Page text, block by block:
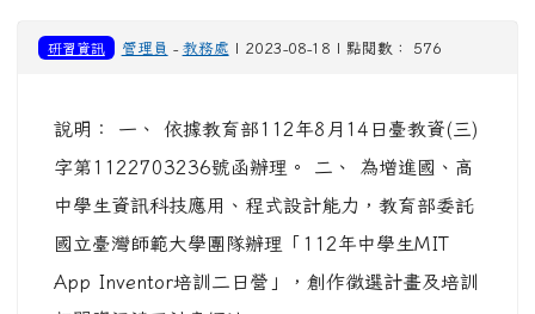
研習資訊 管理員 - 教務處 | 2023-08-18 | 點閱數： 576
說明： 一、 依據教育部112年8月14日臺教資(三)
字第1122703236號函辦理。 二、 為增進國、高
中學生資訊科技應用、程式設計能力，教育部委託
國立臺灣師範大學團隊辦理「112年中學生MIT
App Inventor培訓二日營」，創作徵選計畫及培訓